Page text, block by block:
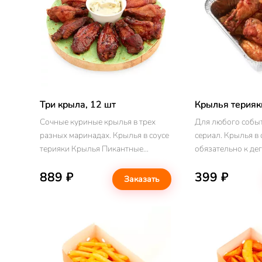
Три крыла, 12 шт
Сочные куриные крылья в трех
разных маринадах. Крылья в соусе
терияки Крылья Пикантные
889 ₽ Заказать
Крылья
Для любого
сериал. Крылья в
обязательно к
399 ₽